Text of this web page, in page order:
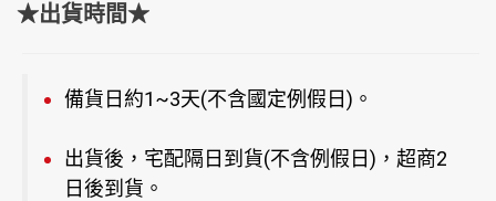
★出貨時間★
備貨日約1~3天(不含國定例假日)。
出貨後，宅配隔日到貨(不含例假日)，超商2
日後到貨。